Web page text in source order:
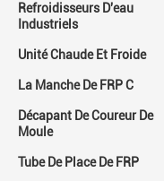
Refroidisseurs D'eau
Industriels
Unité Chaude Et Froide
La Manche De FRP C
Décapant De Coureur De
Moule
Tube De Place De FRP